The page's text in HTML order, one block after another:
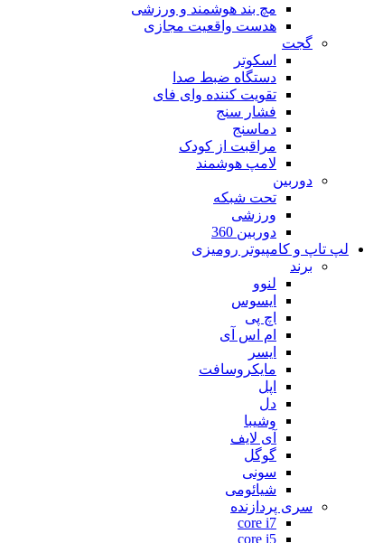
مچ بند هوشمند و ورزشی
هدست واقعیت مجازی
گجت
اسکوتر
دستگاه ضبط صدا
تقویت کننده وای فای
فشار سنج
دماسنج
مراقبت از کودک
لامپ هوشمند
دوربین
تحت شبکه
ورزشی
دوربین 360
لپ تاپ و کامپیوتر رومیزی
برند
لنوو
ایسوس
اچ پی
ام اس آی
ایسر
مایکروسافت
اپل
دل
وشیبا
آی لایف
گوگل
سونی
شیائومی
سری پردازنده
core i7
core i5